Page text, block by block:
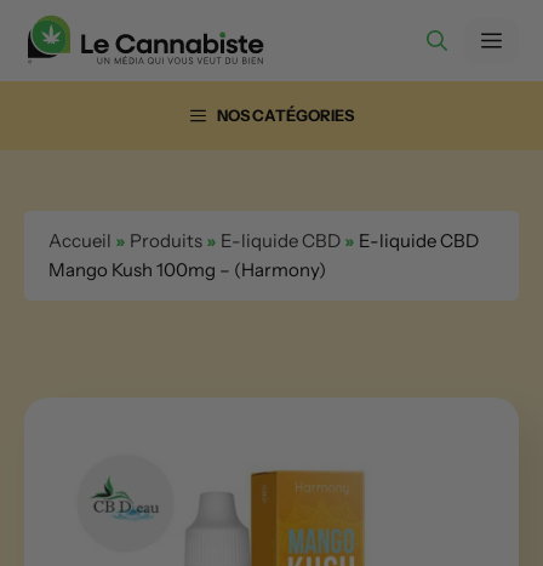
Aller
contenu
NOS CATÉGORIES
Accueil » Produits » E-liquide CBD » E-liquide CBD
Mango Kush 100mg – (Harmony)